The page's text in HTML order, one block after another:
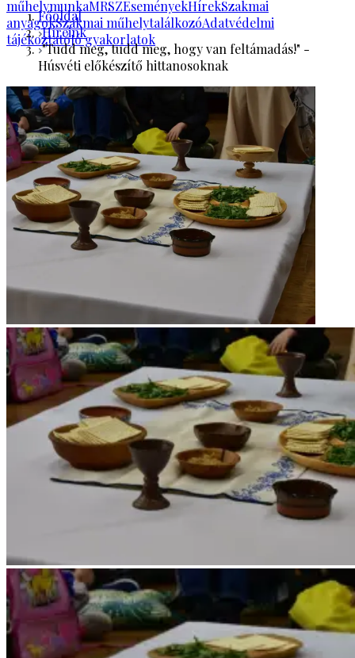
műhelymunkaMRSZEseményekHírekSzakmai
anyagokSzakmai műhelytalálkozóAdatvédelmi
tájékoztatóJó gyakorlatok
Főoldal
Híreink
"Tudd meg, tudd meg, hogy van feltámadás!" -
Húsvéti előkészítő hittanosoknak